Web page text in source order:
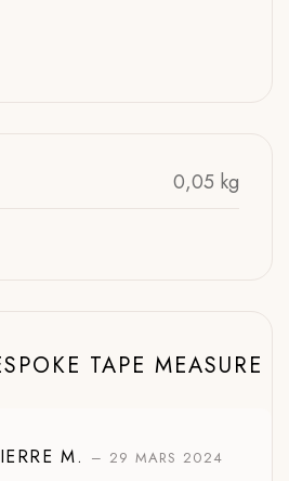
0,05 kg
TAPE MEASURE
M. – 29 MARS 2024